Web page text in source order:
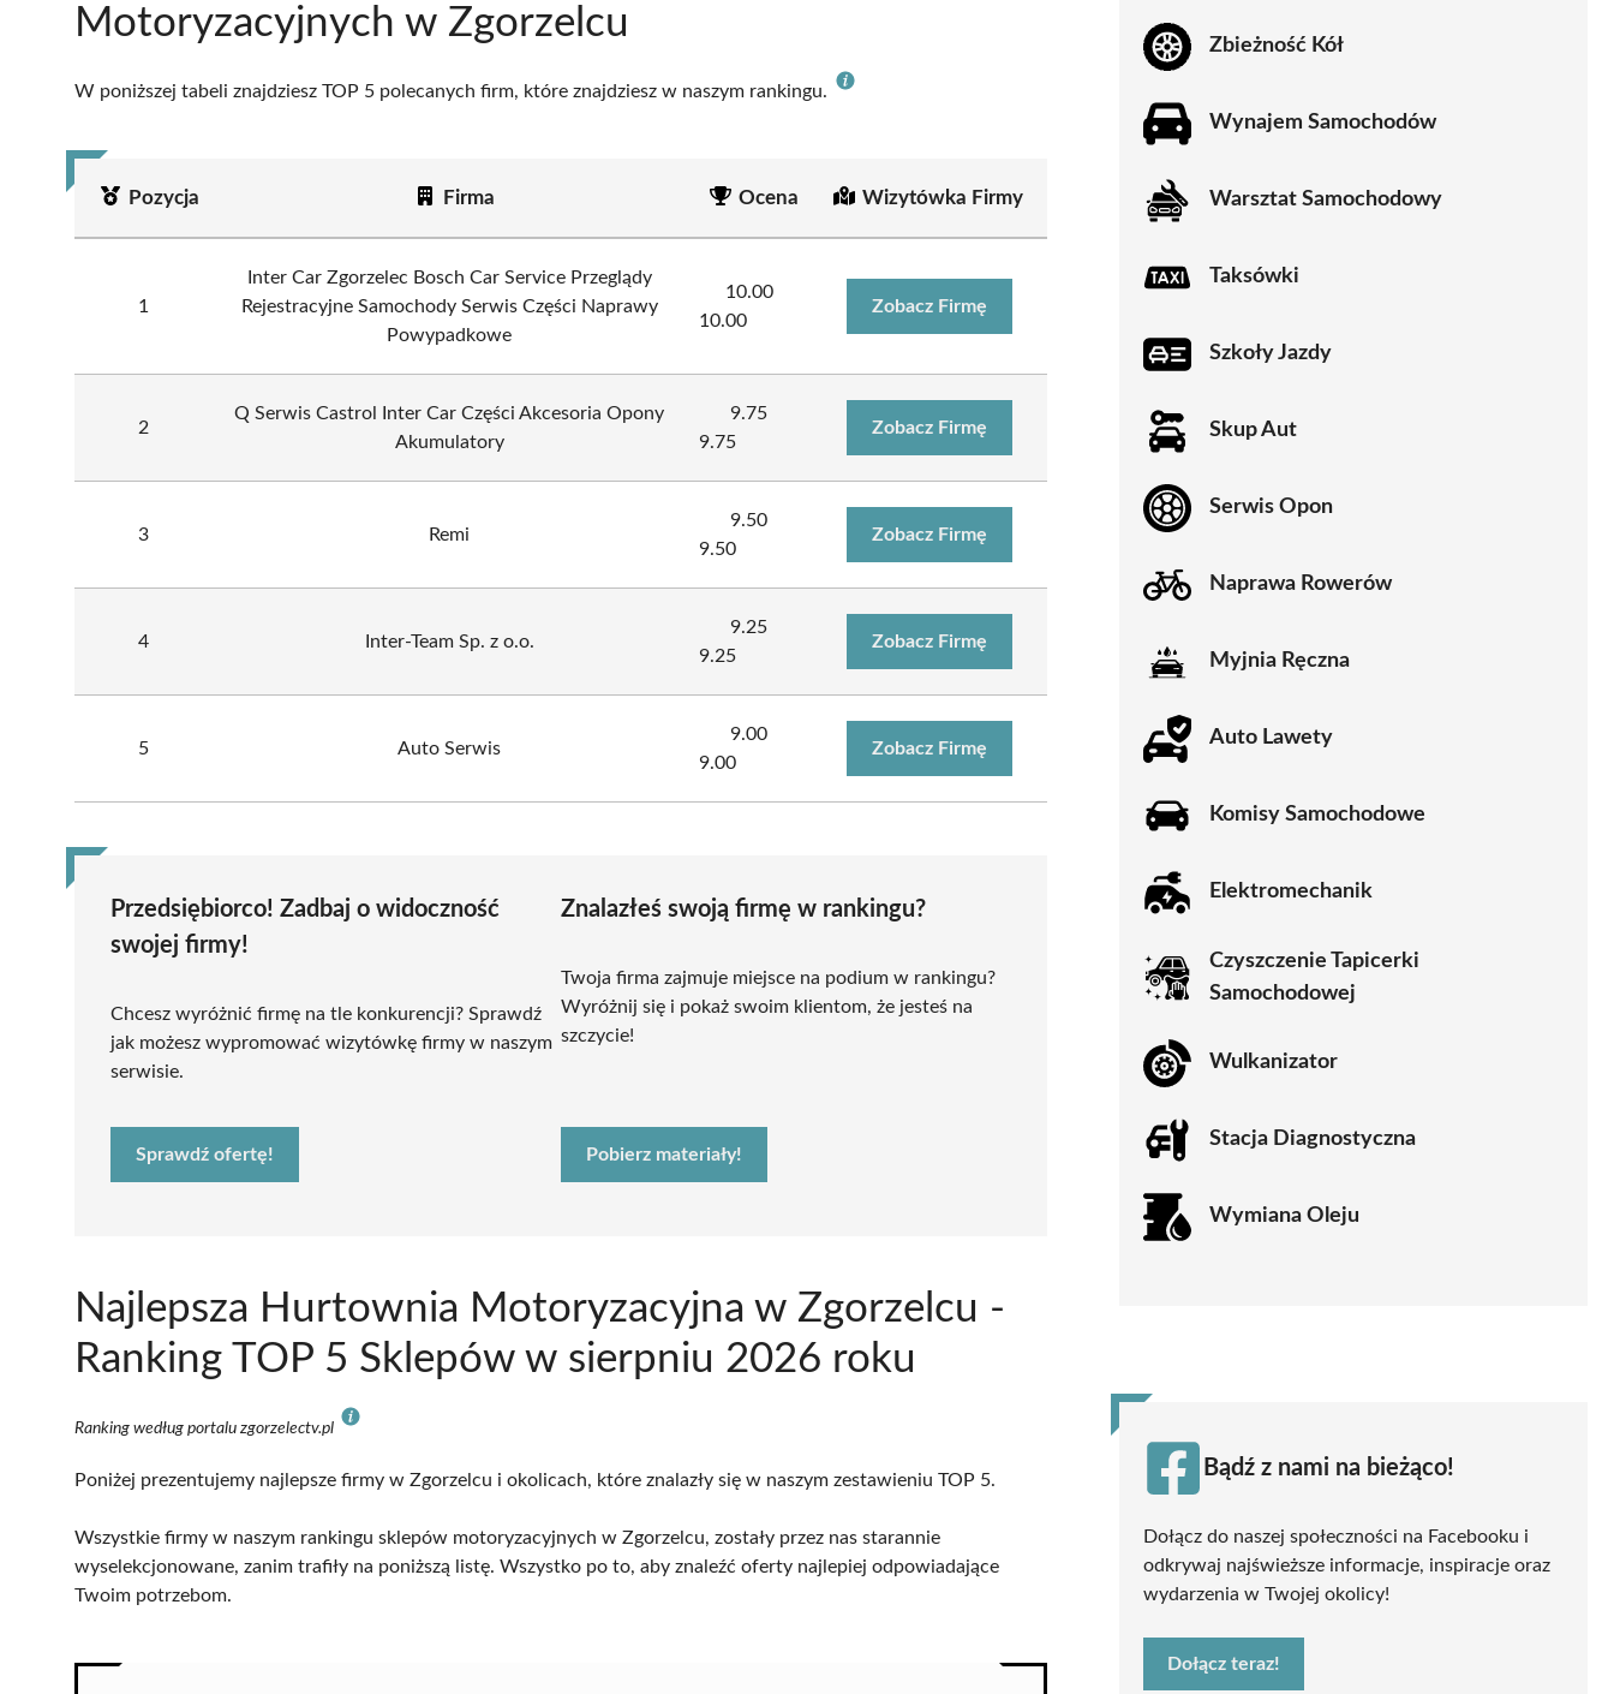
Motoryzacyjnych w Zgorzelcu
W poniższej tabeli znajdziesz TOP 5 polecanych firm, które znajdziesz w naszym rankingu.
Pozycja Firma Ocena Wizytówka Firmy
1
Inter Car Zgorzelec Bosch Car Service Przeglądy
Rejestracyjne Samochody Serwis Części Naprawy
Powypadkowe
10.00
10.00
Zobacz Firmę
2
Q Serwis Castrol Inter Car Części Akcesoria Opony
Akumulatory
9.75
9.75
Zobacz Firmę
3 Remi
9.50
9.50
Zobacz Firmę
4 Inter-Team Sp. z o.o.
9.25
9.25
Zobacz Firmę
5 Auto Serwis
9.00
9.00
Zobacz Firmę
Przedsiębiorco! Zadbaj o widoczność
swojej firmy!
Chcesz wyróżnić firmę na tle konkurencji? Sprawdź
jak możesz wypromować wizytówkę firmy w naszym
serwisie.
Sprawdź ofertę!
Znalazłeś swoją firmę w rankingu?
Twoja firma zajmuje miejsce na podium w rankingu?
Wyróżnij się i pokaż swoim klientom, że jesteś na
szczycie!
Pobierz materiały!
Najlepsza Hurtownia Motoryzacyjna w Zgorzelcu -
Ranking TOP 5 Sklepów w sierpniu 2026 roku
Ranking według portalu zgorzelectv.pl
Poniżej prezentujemy najlepsze firmy w Zgorzelcu i okolicach, które znalazły się w naszym zestawieniu TOP 5.
Wszystkie firmy w naszym rankingu sklepów motoryzacyjnych w Zgorzelcu, zostały przez nas starannie
wyselekcjonowane, zanim trafiły na poniższą listę. Wszystko po to, aby znaleźć oferty najlepiej odpowiadające
Twoim potrzebom.
Zbieżność Kół
Wynajem Samochodów
Warsztat Samochodowy
Taksówki
Szkoły Jazdy
Skup Aut
Serwis Opon
Naprawa Rowerów
Myjnia Ręczna
Auto Lawety
Komisy Samochodowe
Elektromechanik
Czyszczenie Tapicerki
Samochodowej
Wulkanizator
Stacja Diagnostyczna
Wymiana Oleju
Bądź z nami na bieżąco!
Dołącz do naszej społeczności na Facebooku i
odkrywaj najświeższe informacje, inspiracje oraz
wydarzenia w Twojej okolicy!
Dołącz teraz!